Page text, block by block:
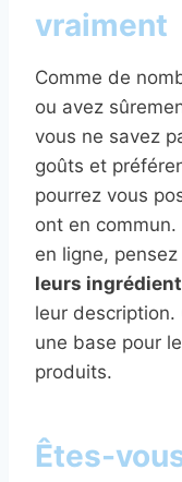
vraiment
Comme de
ou avez
vous ne savez
goûts et
pourrez vous
ont en
en ligne, pensez
leurs
leur description.
une base pour
produits.
Êtes-